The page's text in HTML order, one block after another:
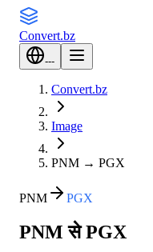
Convert.bz
---
Convert.bz
Image
PNM → PGX
PNM PGX
PNM से PGX